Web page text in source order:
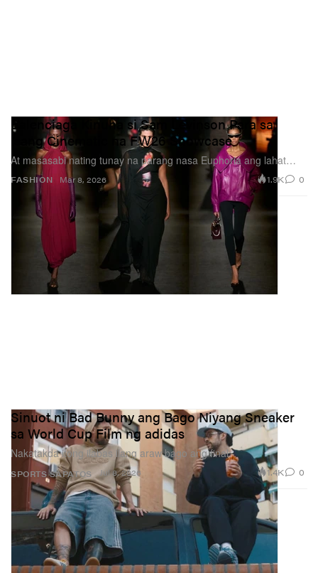
FASHION
Balenciaga Kinuha si Sam Levinson Para sa
Isang Cinematic na FW26 Showcase
At masasabi nating tunay na parang nasa Euphoria ang lahat…
Mar 8, 2026 1.9K 0
SPORTS SAPATOS
Sinuot ni Bad Bunny ang Bago Niyang Sneaker
sa World Cup Film ng adidas
Nakatakda itong ilabas ilang araw bago ang final.
Jul 8, 2026 1.4K 0